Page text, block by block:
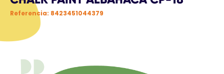
Referencia: 8423451044379